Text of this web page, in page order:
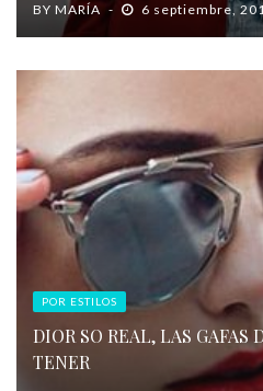
BY MARÍA 6 septiembre,
POR ESTILOS
DIOR SO REAL, LAS GAFAS
TENER